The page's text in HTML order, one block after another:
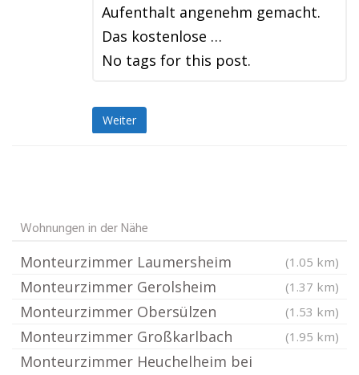
Aufenthalt angenehm gemacht.
Das kostenlose …
No tags for this post.
Weiter
Wohnungen in der Nähe
Monteurzimmer Laumersheim (1.05 km)
Monteurzimmer Gerolsheim (1.37 km)
Monteurzimmer Obersülzen (1.53 km)
Monteurzimmer Großkarlbach (1.95 km)
Monteurzimmer Heuchelheim bei